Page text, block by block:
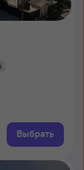
Выбрать